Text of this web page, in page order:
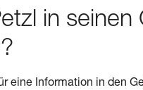
in
eine Information in den